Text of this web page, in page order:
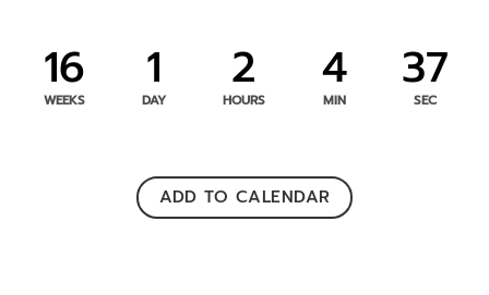
16
WEEKS
1
DAY
2
HOURS
4
MIN
37
SEC
ADD TO CALENDAR